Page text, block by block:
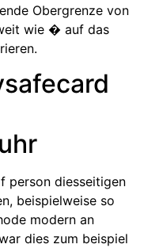
Obergrenze von
wie � auf das
person diesseitigen
beispielweise so
modern an
dies zum beispiel